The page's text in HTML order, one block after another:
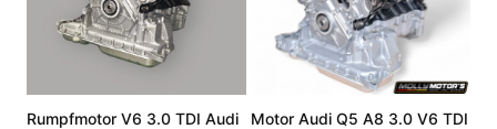
Rumpfmotor V6 3.0 TDI Audi
Motor Audi Q5 A8 3.0 V6 TDI